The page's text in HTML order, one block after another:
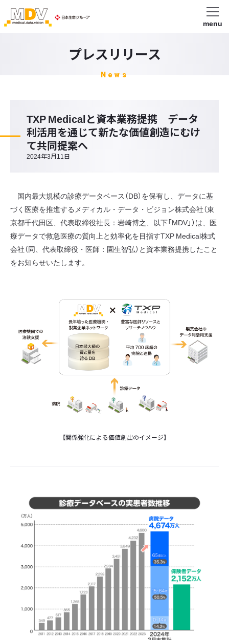
menu
プレスリリース
News
TXP Medicalと資本業務提携 データ
利活用を通じて新たな価値創造にむけ
て共同提案へ
2024年3月11日
国内最大規模の診療データベース（DB）を保有し、データに基
づく医療を推進するメディカル・データ・ビジョン株式会社（東
京都千代田区、代表取締役社長：岩崎博之、以下「MDV」）は、医
療データで救急医療の質向上と効率化を目指すTXP Medical株式
会社（同、代表取締役・医師：園生智弘）と資本業務提携したこと
をお知らせいたします。
【関係強化による価値創出のイメージ】